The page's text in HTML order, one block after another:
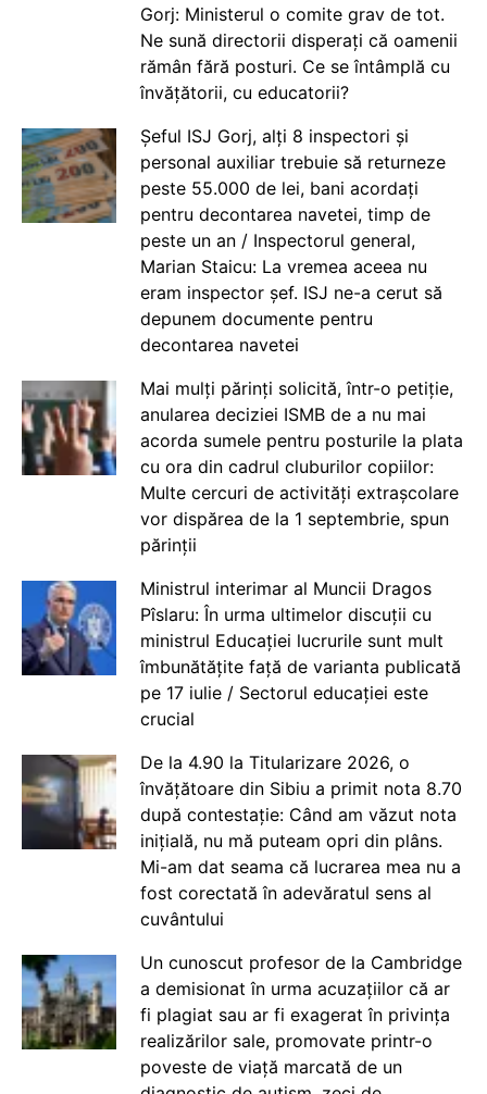
Gorj: Ministerul o comite grav de tot.
Ne sună directorii disperați că oamenii
rămân fără posturi. Ce se întâmplă cu
învățătorii, cu educatorii?
Șeful ISJ Gorj, alți 8 inspectori și
personal auxiliar trebuie să returneze
peste 55.000 de lei, bani acordați
pentru decontarea navetei, timp de
peste un an / Inspectorul general,
Marian Staicu: La vremea aceea nu
eram inspector șef. ISJ ne-a cerut să
depunem documente pentru
decontarea navetei
Mai mulți părinți solicită, într-o petiție,
anularea deciziei ISMB de a nu mai
acorda sumele pentru posturile la plata
cu ora din cadrul cluburilor copiilor:
Multe cercuri de activități extrașcolare
vor dispărea de la 1 septembrie, spun
părinții
Ministrul interimar al Muncii Dragos
Pîslaru: În urma ultimelor discuții cu
ministrul Educației lucrurile sunt mult
îmbunătățite față de varianta publicată
pe 17 iulie / Sectorul educației este
crucial
De la 4.90 la Titularizare 2026, o
învățătoare din Sibiu a primit nota 8.70
după contestație: Când am văzut nota
inițială, nu mă puteam opri din plâns.
Mi-am dat seama că lucrarea mea nu a
fost corectată în adevăratul sens al
cuvântului
Un cunoscut profesor de la Cambridge
a demisionat în urma acuzațiilor că ar
fi plagiat sau ar fi exagerat în privința
realizărilor sale, promovate printr-o
poveste de viață marcată de un